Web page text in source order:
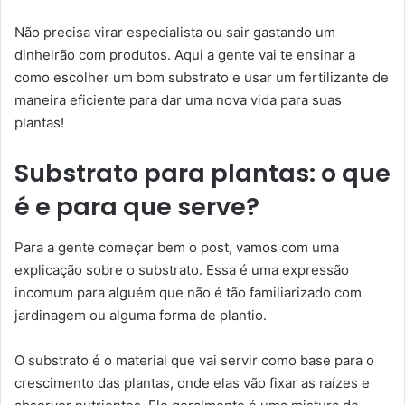
Não precisa virar especialista ou sair gastando um
dinheirão com produtos. Aqui a gente vai te ensinar a
como escolher um bom substrato e usar um fertilizante de
maneira eficiente para dar uma nova vida para suas
plantas!
Substrato para plantas: o que
é e para que serve?
Para a gente começar bem o post, vamos com uma
explicação sobre o substrato. Essa é uma expressão
incomum para alguém que não é tão familiarizado com
jardinagem ou alguma forma de plantio.
O substrato é o material que vai servir como base para o
crescimento das plantas, onde elas vão fixar as raízes e